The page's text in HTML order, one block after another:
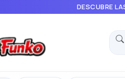
DESCUBRE